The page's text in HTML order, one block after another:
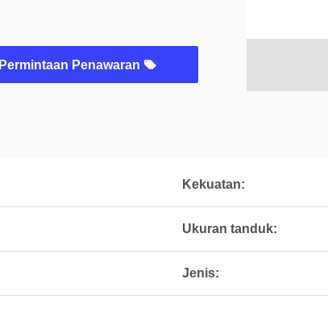
Permintaan Penawaran
Kekuatan:
Ukuran tanduk:
Jenis: